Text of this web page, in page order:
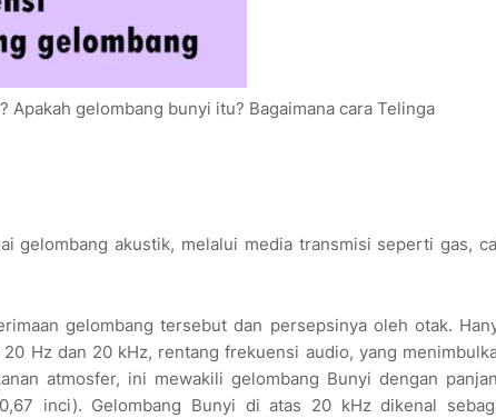
gelombang bunyi itu? Bagaimana cara Telinga
gelombang akustik, melalui media transmisi seperti gas,
gelombang tersebut dan persepsinya oleh otak.
Hz dan 20 kHz, rentang frekuensi audio, yang
atmosfer, ini mewakili gelombang Bunyi dengan
inci). Gelombang Bunyi di atas 20 kHz dikenal